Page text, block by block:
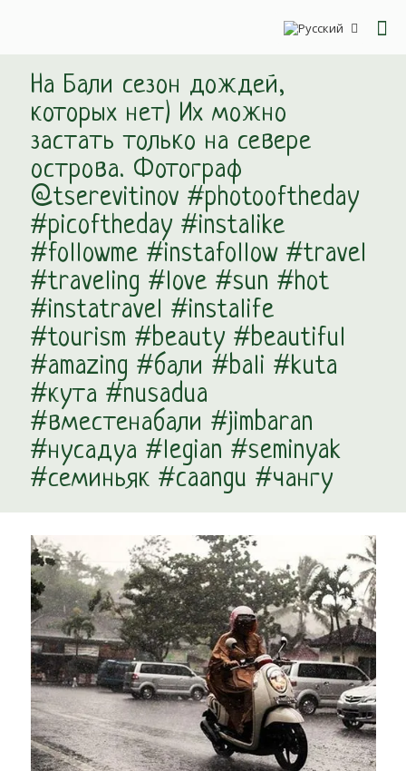
На Бали сезон дождей,
которых нет) Их можно
застать только на севере
острова. Фотограф
@tserevitinov #photooftheday
#picoftheday #instalike
#followme #instafollow #travel
#traveling #love #sun #hot
#instatravel #instalife
#tourism #beauty #beautiful
#amazing #бали #bali #kuta
#кута #nusadua
#вместенабали #jimbaran
#нусадуа #legian #seminyak
#семиньяк #caangu #чангу